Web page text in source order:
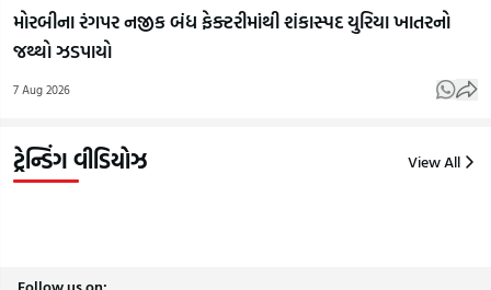
મોરબીના રંગપર નજીક બંધ ફેક્ટરીમાંથી શંકાસ્પદ યુરિયા ખાતરનો
જથ્થો ઝડપાયો
7 Aug 2026
ટ્રેન્ડિંગ વીડિયોઝ View All
ટેભે
જીવનનું
કરવાની
કહાની
8
જ ગાયબ!